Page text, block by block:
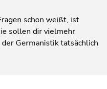
schon weißt, ist
sollen dir vielmehr
Germanistik tatsächlich